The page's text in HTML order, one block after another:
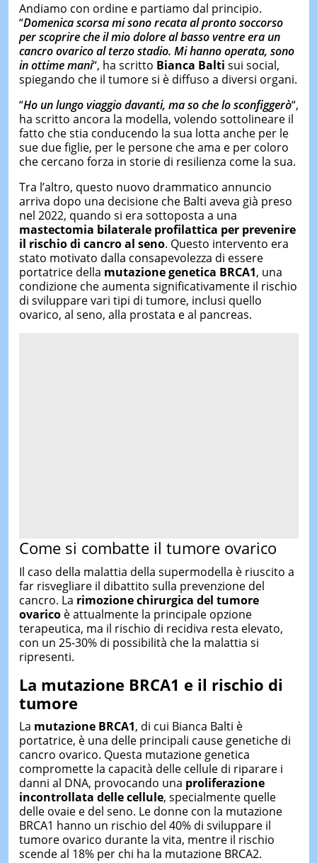
Andiamo con ordine e partiamo dal principio.
“Domenica scorsa mi sono recata al pronto soccorso
per scoprire che il mio dolore al basso ventre era un
cancro ovarico al terzo stadio. Mi hanno operata, sono
in ottime mani“, ha scritto Bianca Balti sui social,
spiegando che il tumore si è diffuso a diversi organi.
“Ho un lungo viaggio davanti, ma so che lo sconfiggerò“,
ha scritto ancora la modella, volendo sottolineare il
fatto che stia conducendo la sua lotta anche per le
sue due figlie, per le persone che ama e per coloro
che cercano forza in storie di resilienza come la sua.
Tra l’altro, questo nuovo drammatico annuncio
arriva dopo una decisione che Balti aveva già preso
nel 2022, quando si era sottoposta a una
mastectomia bilaterale profilattica per prevenire
il rischio di cancro al seno. Questo intervento era
stato motivato dalla consapevolezza di essere
portatrice della mutazione genetica BRCA1, una
condizione che aumenta significativamente il rischio
di sviluppare vari tipi di tumore, inclusi quello
ovarico, al seno, alla prostata e al pancreas.
Come si combatte il tumore ovarico
Il caso della malattia della supermodella è riuscito a
far risvegliare il dibattito sulla prevenzione del
cancro. La rimozione chirurgica del tumore
ovaricoè attualmente la principale opzione
terapeutica, ma il rischio di recidiva resta elevato,
con un 25-30% di possibilità che la malattia si
ripresenti.
La mutazione BRCA1 e il rischio di
tumore
La mutazione BRCA1, di cui Bianca Balti è
portatrice, è una delle principali cause genetiche di
cancro ovarico. Questa mutazione genetica
compromette la capacità delle cellule di riparare i
danni al DNA, provocando una proliferazione
incontrollata delle cellule, specialmente quelle
delle ovaie e del seno. Le donne con la mutazione
BRCA1 hanno un rischio del 40% di sviluppare il
tumore ovarico durante la vita, mentre il rischio
scende al 18% per chi ha la mutazione BRCA2.